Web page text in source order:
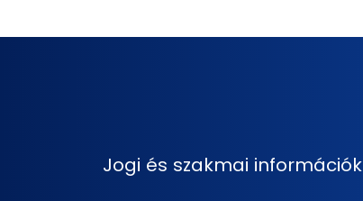
Jogi és szakmai információk